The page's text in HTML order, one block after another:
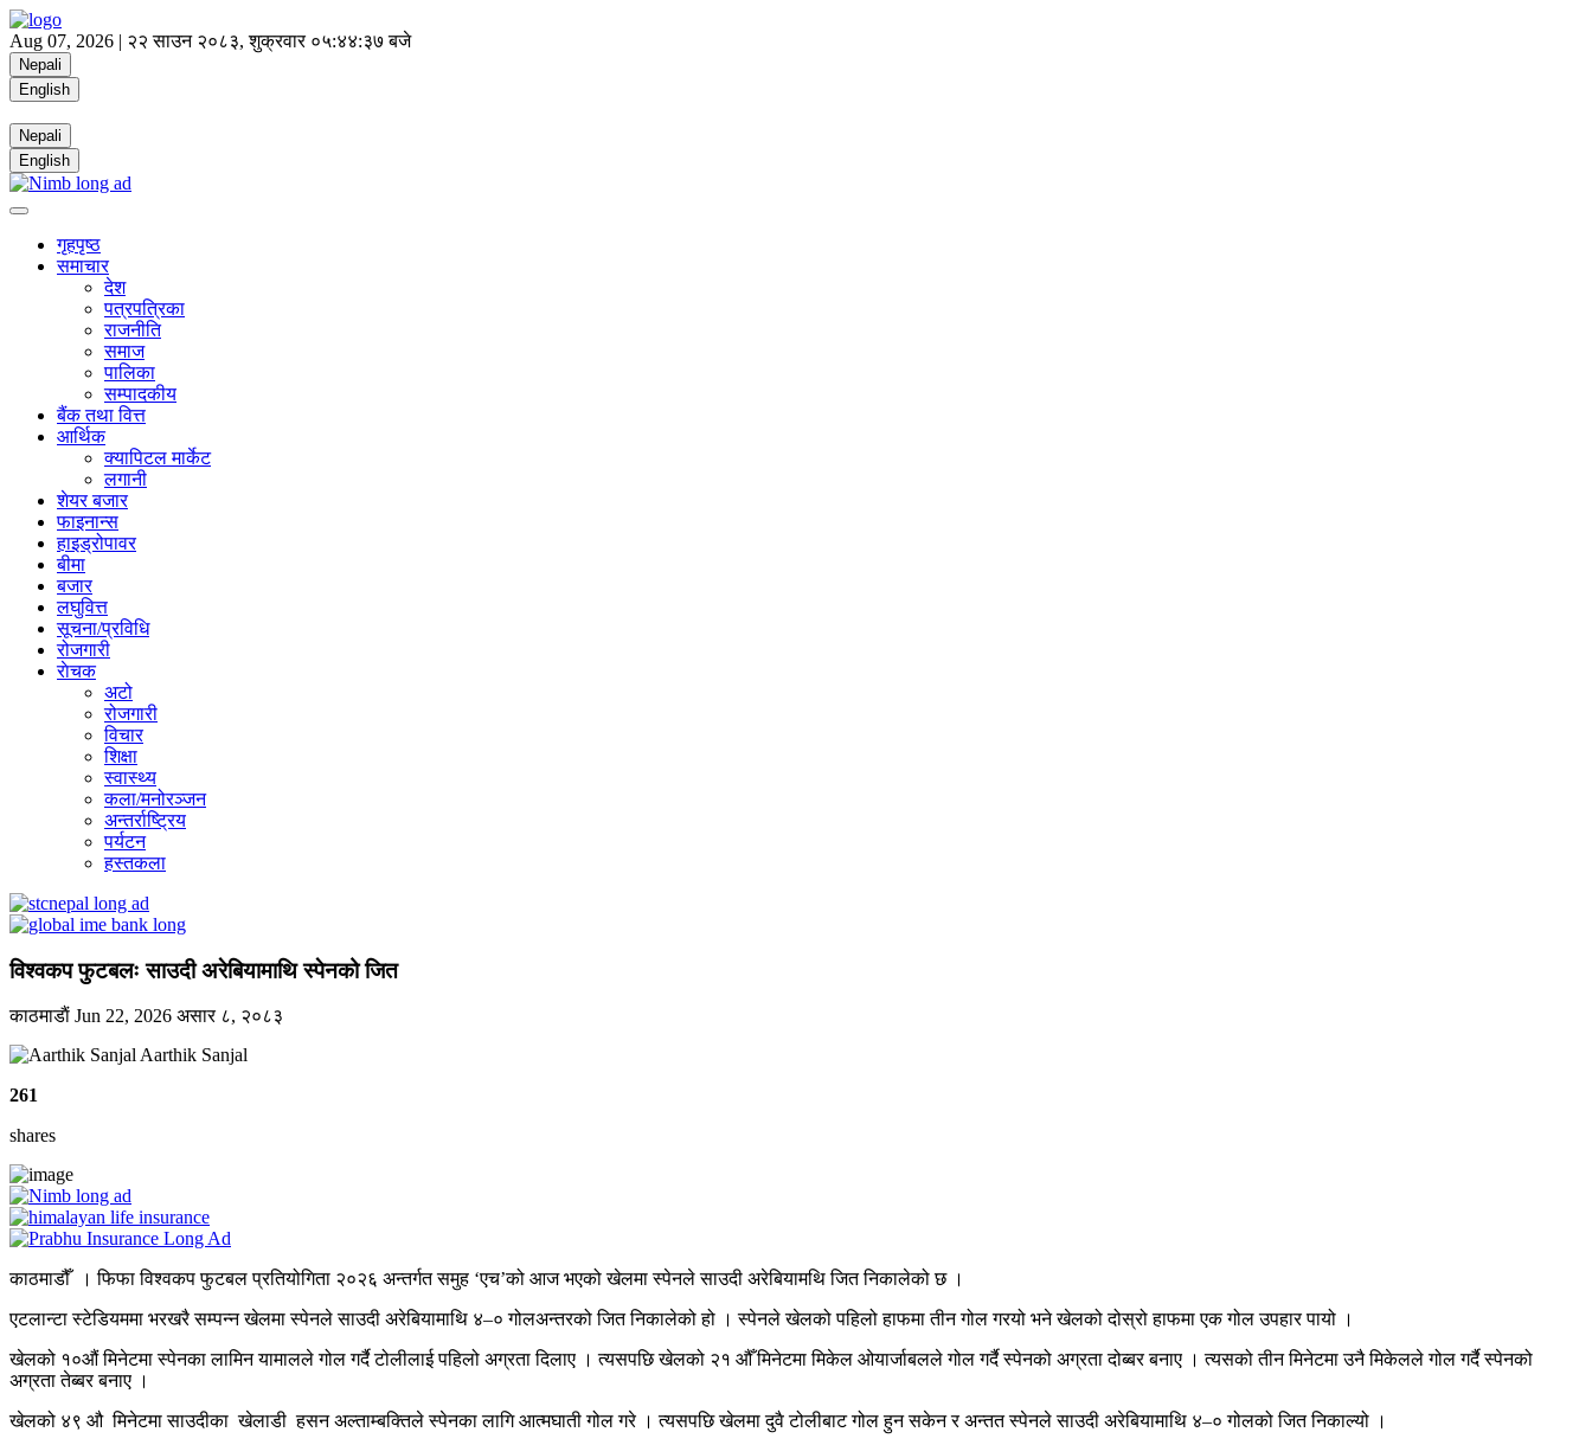
Aug 07, 2026 | २२ साउन २०८३, शुक्रवार ०५:४४:३८ बजे
Nepali
English
Nepali
English
गृहपृष्ठ
समाचार
देश
पत्रपत्रिका
राजनीति
समाज
पालिका
सम्पादकीय
बैंक तथा वित्त
आर्थिक
क्यापिटल मार्केट
लगानी
शेयर बजार
फाइनान्स
हाइड्रोपावर
बीमा
बजार
लघुवित्त
सूचना/प्रविधि
रोजगारी
राेचक
अटो
रोजगारी
विचार
शिक्षा
स्वास्थ्य
कला/मनोरञ्जन
अन्तर्राष्ट्रिय
पर्यटन
हस्तकला
विश्वकप फुटबलः साउदी अरेबियामाथि स्पेनको जित
काठमाडाैं Jun 22, 2026 असार ८, २०८३
Aarthik Sanjal
261
shares
काठमाडौँ । फिफा विश्वकप फुटबल प्रतियोगिता २०२६ अन्तर्गत समुह ‘एच’को आज भएको खेलमा स्पेनले साउदी अरेबियामथि जित निकालेको छ ।
एटलान्टा स्टेडियममा भरखरै सम्पन्न खेलमा स्पेनले साउदी अरेबियामाथि ४–० गोलअन्तरको जित निकालेको हो । स्पेनले खेलको पहिलो हाफमा तीन गोल गरयो भने खेलको दोस्रो हाफमा एक गोल उपहार पायो ।
खेलको १०औं मिनेटमा स्पेनका लामिन यामालले गोल गर्दै टोलीलाई पहिलो अग्रता दिलाए । त्यसपछि खेलको २१ औँ मिनेटमा मिकेल ओयार्जाबलले गोल गर्दै स्पेनको अग्रता दोब्बर बनाए । त्यसको तीन मिनेटमा उनै मिकेलले गोल गर्दै स्पेनको
अग्रता तेब्बर बनाए ।
खेलको ४९ औ मिनेटमा साउदीका खेलाडी हसन अल्ताम्बक्तिले स्पेनका लागि आत्मघाती गोल गरे । त्यसपछि खेलमा दुवै टोलीबाट गोल हुन सकेन र अन्तत स्पेनले साउदी अरेबियामाथि ४–० गोलको जित निकाल्यो ।